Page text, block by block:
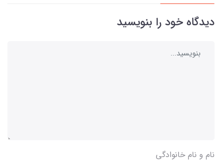
دیدگاه خود را بنویسید
نام و نام خانوادگی